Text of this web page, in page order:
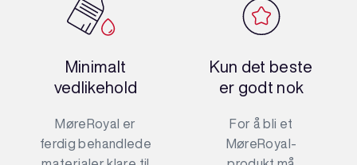
Minimalt
vedlikehold
MøreRoyal er
ferdig behandlede
Kun det beste
er godt nok
For å bli et
MøreRoyal-